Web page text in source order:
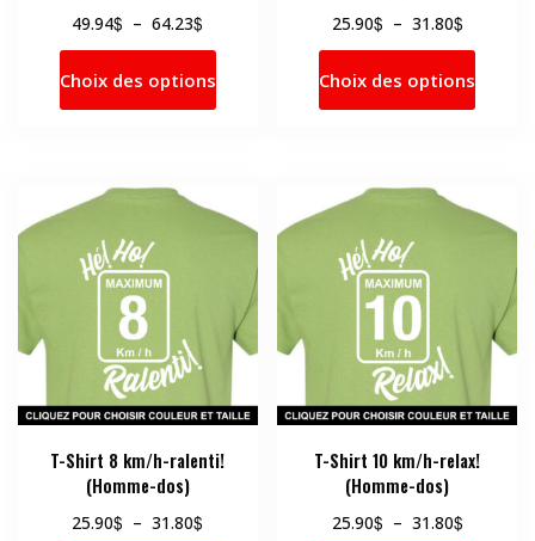
49.94$ – 64.23$
de
49.94$
à
Choix des options
Ce
produit
a
options
choisies
sur
page
du
produit
25.90$ – 31.80$Plage
de
25.90$
à
Choix des options
Ce
a
être
sur
page
du
T-Shirt 8 km/h-ralenti!
(Homme-dos)
25.90$ – 31.80$
T-Shirt 10 km/h-relax!
(Homme-dos)
25.90$ – 31.80$Plage